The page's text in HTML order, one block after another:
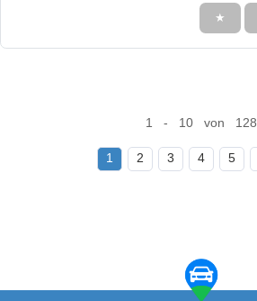
★
1 - 10 von 128
1 2 3 4 5